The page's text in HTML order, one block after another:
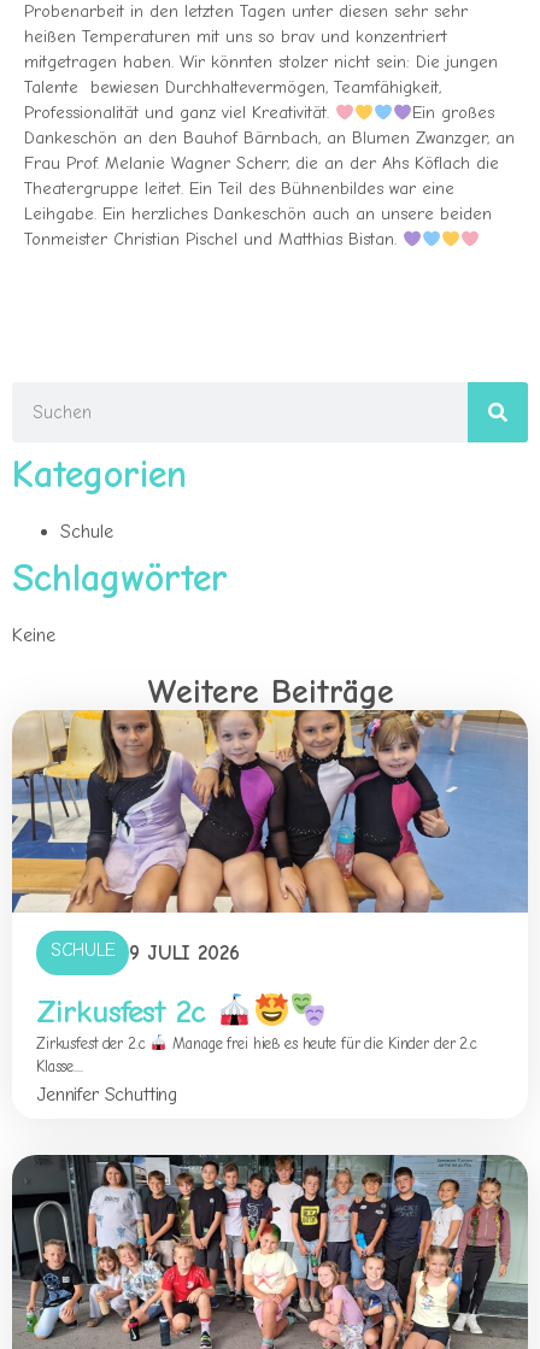
Probenarbeit in den letzten Tagen unter diesen sehr sehr
heißen Temperaturen mit uns so brav und konzentriert
mitgetragen haben. Wir könnten stolzer nicht sein: Die jungen
Talente bewiesen Durchhaltevermögen, Teamfähigkeit,
Professionalität und ganz viel Kreativität.
Ein großes
Dankeschön an den Bauhof Bärnbach, an Blumen Zwanzger, an
Frau Prof. Melanie Wagner Scherr, die an der Ahs Köflach die
Theatergruppe leitet. Ein Teil des Bühnenbildes war eine
Leihgabe. Ein herzliches Dankeschön auch an unsere beiden
Tonmeister Christian Pischel und Matthias Bistan.
Kategorien
Schule
Schlagwörter
Keine
Weitere Beiträge
SCHULE 9 JULI 2026
Zirkusfest 2c
Zirkusfest der 2.c
Manage frei hieß es heute für die Kinder der 2.c
Klasse....
Jennifer Schutting